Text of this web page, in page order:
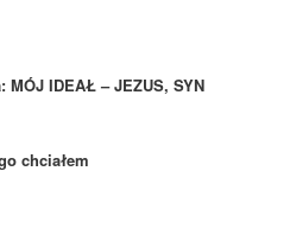
IDEAŁ – JEZUS, SYN
chciałem